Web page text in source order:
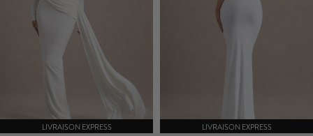
LIVRAISON EXPRESS LIVRAISON EXPRESS